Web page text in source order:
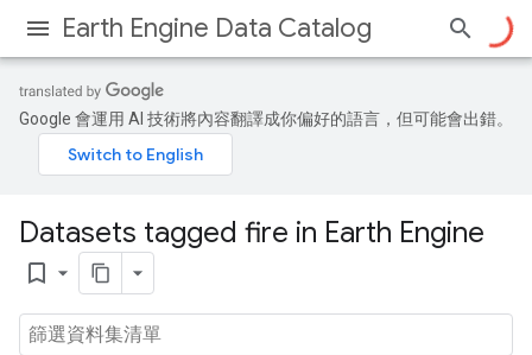
Earth Engine Data Catalog
Google 會運用 AI 技術將內容翻譯成你偏好的語言，但可能會出錯。
Datasets tagged fire in Earth Engine
bookmark_border